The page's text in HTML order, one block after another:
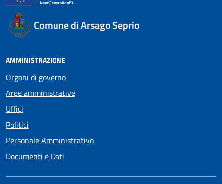
Comune di Arsago Seprio
AMMINISTRAZIONE
Organi di governo
Aree amministrative
Uffici
Politici
Personale Amministrativo
Documenti e Dati